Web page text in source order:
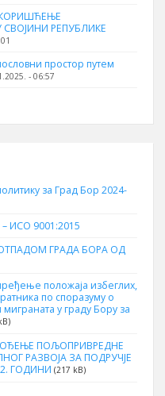
РЕПУБЛИКЕ
простор путем
- 06:57
за Град Бор 2024-
ИСО 9001:2015
ГРАДА БОРА ОД
положаја избеглих,
по споразуму о
у граду Бору за
ПОЉОПРИВРЕДНЕ
РАЗВОЈА ЗА ПОДРУЧЈЕ
ГОДИНИ (217 kB)